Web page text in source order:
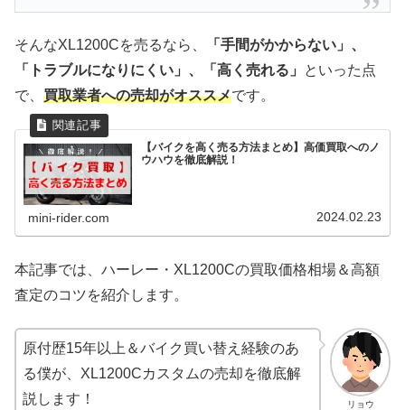
そんなXL1200Cを売るなら、
「手間がかからない」、
「トラブルになりにくい」、「高く売れる」
といった点
で、 買取業者への売却がオススメです。
【バイクを高く売る方法まとめ】高価買取へのノ
ウハウを徹底解説！
mini-rider.com 2024.02.23
本記事では、ハーレー・XL1200Cの買取価格相場＆高額
査定のコツを紹介します。
リョウ
原付歴15年以上＆バイク買い替え経験のあ
る僕が、XL1200Cカスタムの売却を徹底解
説します！